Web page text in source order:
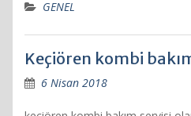
GENEL
Keçiören kombi
6 Nisan 2018